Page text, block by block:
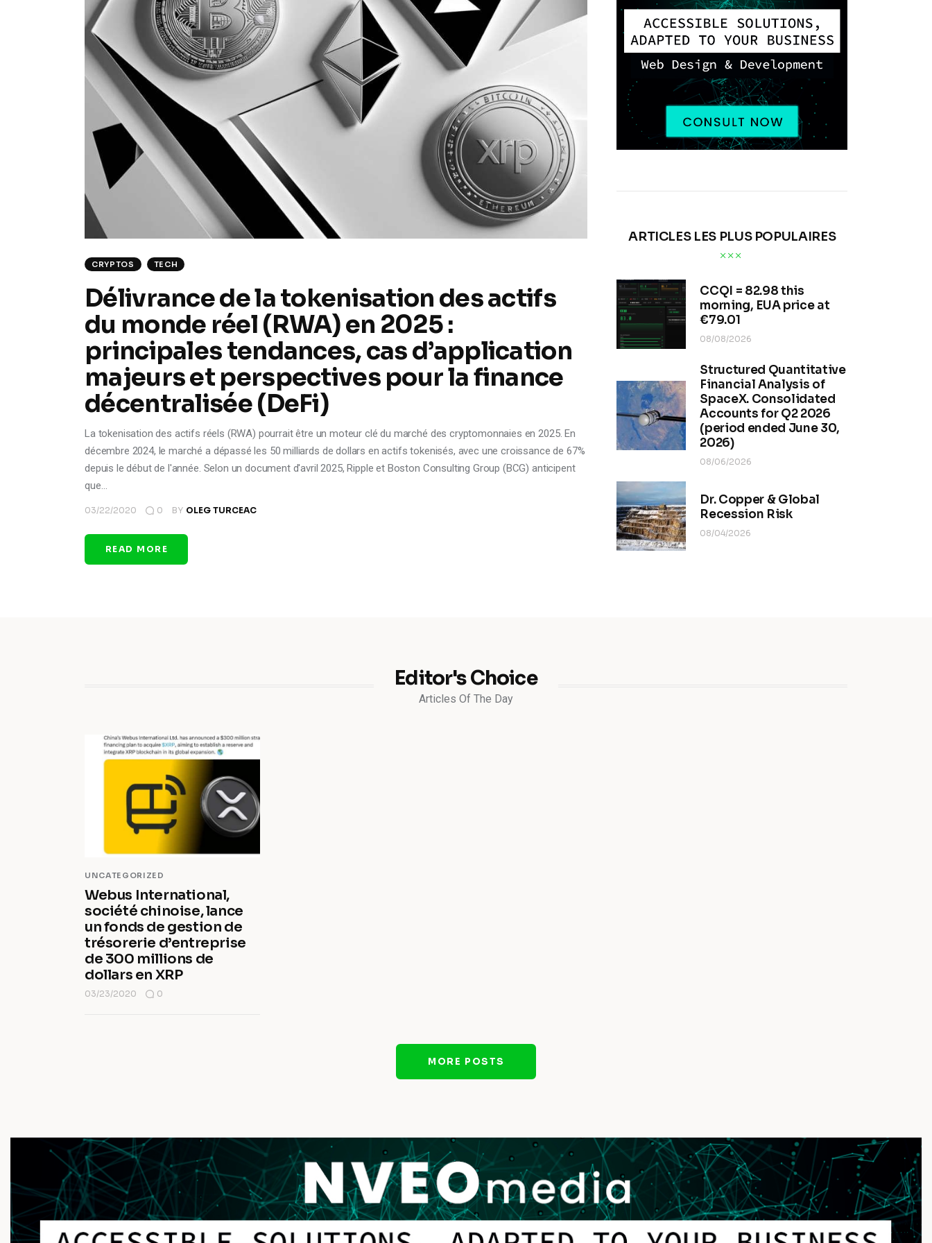
CRYPTOS TECH
Délivrance de la tokenisation des actifs
du monde réel (RWA) en 2025 :
principales tendances, cas d’application
majeurs et perspectives pour la finance
décentralisée (DeFi)
La tokenisation des actifs réels (RWA) pourrait être un moteur clé du marché des cryptomonnaies en 2025. En
décembre 2024, le marché a dépassé les 50 milliards de dollars en actifs tokenisés, avec une croissance de 67%
depuis le début de l'année. Selon un document d'avril 2025, Ripple et Boston Consulting Group (BCG) anticipent
que…
03/22/2020 0 BY OLEG TURCEAC
READ MORE
ARTICLES LES PLUS POPULAIRES
CCQI = 82.98 this
morning, EUA price at
€79.01
08/08/2026
Structured Quantitative
Financial Analysis of
SpaceX. Consolidated
Accounts for Q2 2026
(period ended June 30,
2026)
08/06/2026
Dr. Copper & Global
Recession Risk
08/04/2026
Editor's Choice
Articles Of The Day
UNCATEGORIZED
Webus International,
société chinoise, lance
un fonds de gestion de
trésorerie d’entreprise
de 300 millions de
dollars en XRP
03/23/2020 0
MORE POSTS